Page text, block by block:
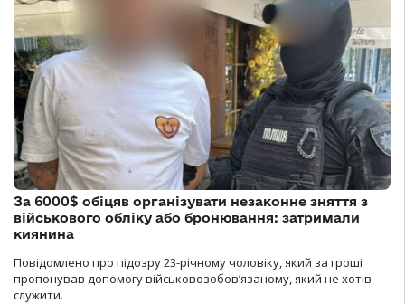
За 6000$ обіцяв організувати незаконне зняття з
військового обліку або бронювання: затримали
киянина
Повідомлено про підозру 23-річному чоловіку, який за гроші
пропонував допомогу військовозобов’язаному, який не хотів
служити.